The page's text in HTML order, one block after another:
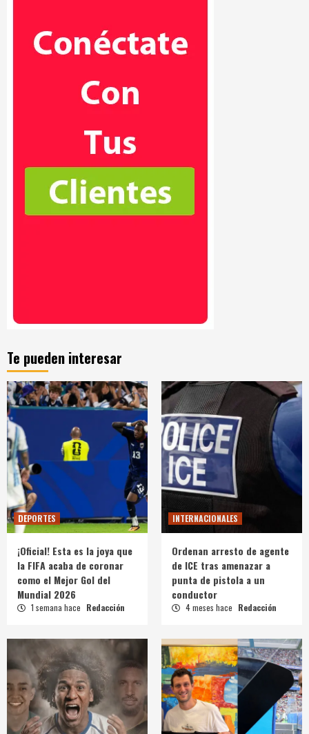
Te pueden interesar
DEPORTES
¡Oficial! Esta es la joya que
la FIFA acaba de coronar
como el Mejor Gol del
Mundial 2026
1 semana hace Redacción
INTERNACIONALES
Ordenan arresto de agente
de ICE tras amenazar a
punta de pistola a un
conductor
4 meses hace Redacción